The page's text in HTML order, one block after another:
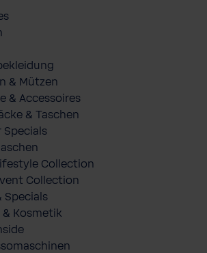
& Mützen
& Accessoires
& Taschen
Specials
Collection
Collection
Specials
& Kosmetik